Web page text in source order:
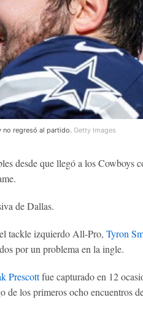
no regresó al partido. Getty Images
desde que llegó a los Cowboys
de Dallas.
tackle izquierdo All-Pro, Tyron
por un problema en la ingle.
Prescottfue capturado en 12
de los primeros ocho encuentros